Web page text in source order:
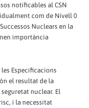
notificables al CSN
com de Nivell 0
Nuclears en la
importància
Especificacions
el resultat de la
nuclear. El
i la necessitat